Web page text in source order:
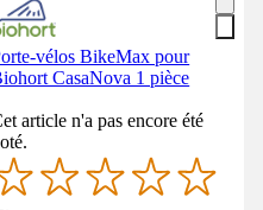
vélos BikeMax pour
CasaNova 1 pièce
article n'a pas encore été